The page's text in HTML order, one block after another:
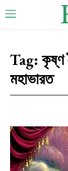
Tag: কৃষ্ণ
মহাভারত